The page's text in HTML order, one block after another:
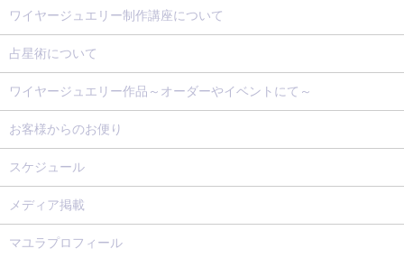
ワイヤージュエリー制作講座について
占星術について
ワイヤージュエリー作品～オーダーやイベントにて～
お客様からのお便り
スケジュール
メディア掲載
マユラプロフィール